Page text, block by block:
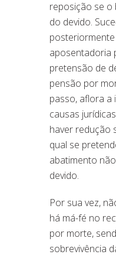
reposição se o
do devido.
aposentadoria
pretensão de
pensão por
passo, aflora a
causas
haver redução
qual se
abatimento
devido.
Por sua vez,
há má-fé no
por morte,
sobrevivência